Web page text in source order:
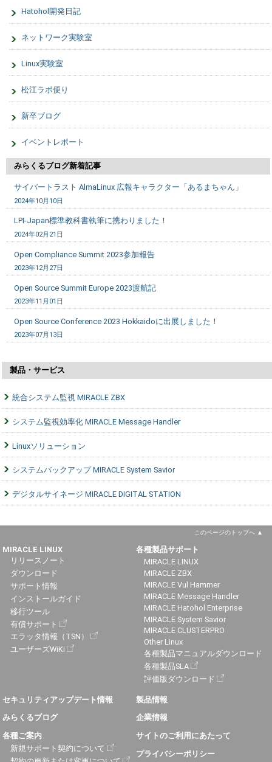
Hatohol開発日記
ネットワーク実験室
Linux実験室
松江ラボ便り
新卒ブログ
イベントレポート
みらくるブログ新着記事
サイバートラスト AlmaLinux 広報キャラクター「あるまちゃん」
2024年10月10日
LPI-Japan標準教科書執筆に携わりました！
2024年02月21日
Open Compliance Summit 2023参加報告
2023年12月27日
Open Source Summit Europe 2023渡航記
2023年11月01日
Open Source Conference 2023 Hokkaidoに出展しました！
2023年07月13日
製品・サービス
統合システム監視 MIRACLE ZBX
システム監視効率化 MIRACLE Message Handler
Linuxソリューション
システムバックアップ MIRACLE System Savior
デジタルサイネージ MIRACLE DIGITAL STATION
このページのトップへ
MIRACLE LINUX
リリースノート
ダウンロード
サポート情報
インストールガイド
移行ツール
有償サポート
エラッタ情報（TSN）
ユーザーズWiKi
各種製品サポート
MIRACLE LINUX
MIRACLE ZBX
MIRACLE Vul Hammer
MIRACLE Message Handler
MIRACLE Hatohol Enterprise
MIRACLE System Savior
MIRACLE CLUSTERPRO
Other Linux
各種製品マニュアルダウンロード
各種製品SLA
評価版ダウンロード
セキュリティアップデート情報
みらくるブログ
各種ご案内
新規サポート契約について
製品情報
企業情報
サイトのご利用にあたって
プライバシーポリシー